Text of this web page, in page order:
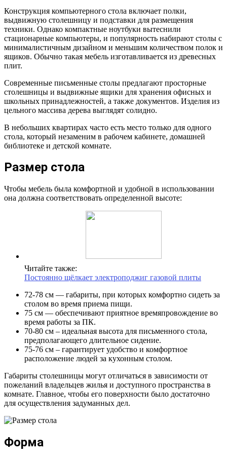
Конструкция компьютерного стола включает полки,
выдвижную столешницу и подставки для размещения
техники. Однако компактные ноутбуки вытеснили
стационарные компьютеры, и популярность набирают столы с
минималистичным дизайном и меньшим количеством полок и
ящиков. Обычно такая мебель изготавливается из древесных
плит.
Современные письменные столы предлагают просторные
столешницы и выдвижные ящики для хранения офисных и
школьных принадлежностей, а также документов. Изделия из
цельного массива дерева выглядят солидно.
В небольших квартирах часто есть место только для одного
стола, который незаменим в рабочем кабинете, домашней
библиотеке и детской комнате.
Размер стола
Чтобы мебель была комфортной и удобной в использовании
она должна соответствовать определенной высоте:
Читайте также:
Постоянно щёлкает электроподжиг газовой плиты
72-78 см — габариты, при которых комфортно сидеть за
столом во время приема пищи.
75 см — обеспечивают приятное времяпровождение во
время работы за ПК.
70-80 см – идеальная высота для письменного стола,
предполагающего длительное сидение.
75-76 см – гарантирует удобство и комфортное
расположение людей за кухонным столом.
Габариты столешницы могут отличаться в зависимости от
пожеланий владельцев жилья и доступного пространства в
комнате. Главное, чтобы его поверхности было достаточно
для осуществления задуманных дел.
Форма